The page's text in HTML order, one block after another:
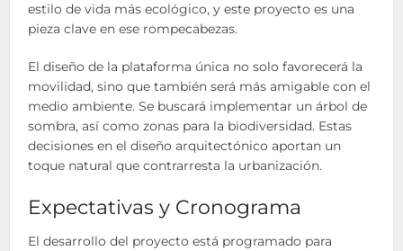
estilo de vida más ecológico, y este proyecto es una
pieza clave en ese rompecabezas.
El diseño de la plataforma única no solo favorecerá la
movilidad, sino que también será más amigable con el
medio ambiente. Se buscará implementar un árbol de
sombra, así como zonas para la biodiversidad. Estas
decisiones en el diseño arquitectónico aportan un
toque natural que contrarresta la urbanización.
Expectativas y Cronograma
El desarrollo del proyecto está programado para